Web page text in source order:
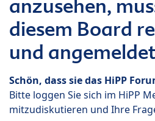
anzusehen,
diesem Board
und
Schön, dass sie das HiPP
Bitte loggen Sie sich im HiPP
mitzudiskutieren und Ihre